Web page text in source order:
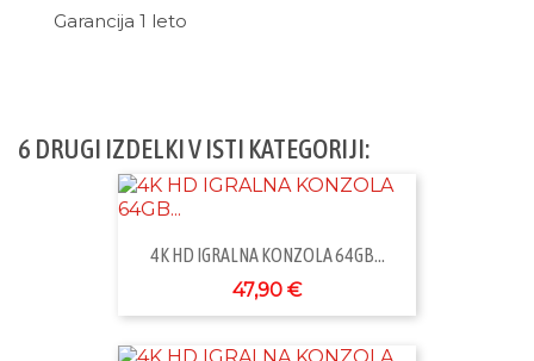
Garancija 1 leto
6 DRUGI IZDELKI V ISTI KATEGORIJI:
4K HD IGRALNA KONZOLA 64GB...
47,90 €